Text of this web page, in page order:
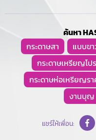
ค้นหา
กระดาษสา
แบบขา
กระดาษเหรียญโป
กระดาษห่อเหรียญร
งานบุญ
แชร์ให้เพื่อน: